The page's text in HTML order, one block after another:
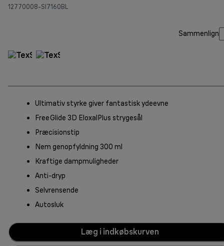
12770008-SI7160BL
Sammenlign
Ultimativ styrke giver fantastisk ydeevne
FreeGlide 3D EloxalPlus strygesål
Præcisionstip
Nem genopfyldning 300 ml
Kraftige dampmuligheder
Anti-dryp
Selvrensende
Autosluk
Læg i indkøbskurven